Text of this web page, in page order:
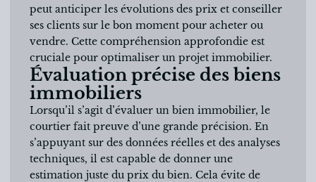
peut anticiper les évolutions des prix et conseiller
ses clients sur le bon moment pour acheter ou
vendre. Cette compréhension approfondie est
cruciale pour optimaliser un projet immobilier.
Évaluation précise des biens
immobiliers
Lorsqu’il s’agit d’évaluer un bien immobilier, le
courtier fait preuve d’une grande précision. En
s’appuyant sur des données réelles et des analyses
techniques, il est capable de donner une
estimation juste du prix du bien. Cela évite de